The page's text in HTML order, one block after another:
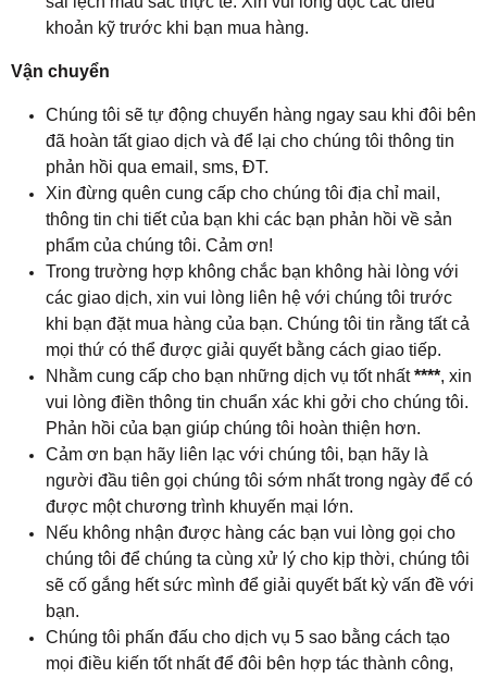
khoản kỹ trước khi bạn mua hàng.
Vận chuyển
Chúng tôi sẽ tự động chuyển hàng ngay sau khi đôi bên
đã hoàn tất giao dịch và để lại cho chúng tôi thông tin
phản hồi qua email, sms, ĐT.
Xin đừng quên cung cấp cho chúng tôi địa chỉ mail,
thông tin chi tiết của bạn khi các bạn phản hồi về sản
phẩm của chúng tôi. Cảm ơn!
Trong trường hợp không chắc bạn không hài lòng với
các giao dịch, xin vui lòng liên hệ với chúng tôi trước
khi bạn đặt mua hàng của bạn. Chúng tôi tin rằng tất cả
mọi thứ có thể được giải quyết bằng cách giao tiếp.
Nhằm cung cấp cho bạn những dịch vụ tốt nhất****, xin
vui lòng điền thông tin chuẩn xác khi gởi cho chúng tôi.
Phản hồi của bạn giúp chúng tôi hoàn thiện hơn.
Cảm ơn bạn hãy liên lạc với chúng tôi, bạn hãy là
người đầu tiên gọi chúng tôi sớm nhất trong ngày để có
được một chương trình khuyến mại lớn.
Nếu không nhận được hàng các bạn vui lòng gọi cho
chúng tôi để chúng ta cùng xử lý cho kịp thời, chúng tôi
sẽ cố gắng hết sức mình để giải quyết bất kỳ vấn đề với
bạn.
Chúng tôi phấn đấu cho dịch vụ 5 sao bằng cách tạo
mọi điều kiến tốt nhất để đôi bên hợp tác thành công,